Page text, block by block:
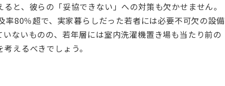
と、彼らの「妥協できない」への対策も欠かせません。
80％超で、実家暮らしだった若者には必要不可欠の設備
ないものの、若年層には室内洗濯機置き場も当たり前の
えるべきでしょう。